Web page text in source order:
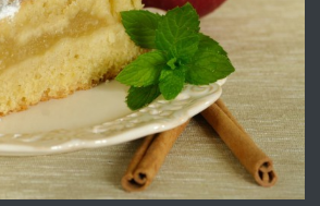
Работа за общи работници
преди 1 година
Първи поход "По стъпките на Ангел